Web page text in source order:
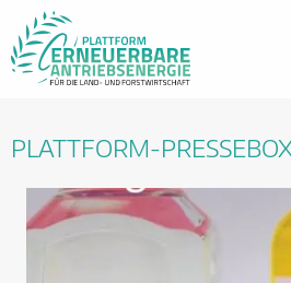
PLATTFORM-